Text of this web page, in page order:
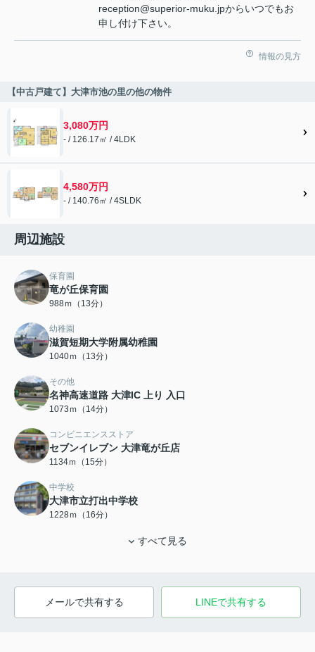
reception@superior-muku.jpからいつでもお
申し付け下さい。
情報の見方
【中古戸建て】大津市池の里の他の物件
3,080万円
- / 126.17㎡ / 4LDK
4,580万円
- / 140.76㎡ / 4SLDK
周辺施設
保育園
竜が丘保育園
988ｍ（13分）
幼稚園
滋賀短期大学附属幼稚園
1040ｍ（13分）
その他
名神高速道路 大津IC 上り 入口
1073ｍ（14分）
コンビニエンスストア
セブンイレブン 大津竜が丘店
1134ｍ（15分）
中学校
大津市立打出中学校
1228ｍ（16分）
すべて見る
メールで共有する LINEで共有する